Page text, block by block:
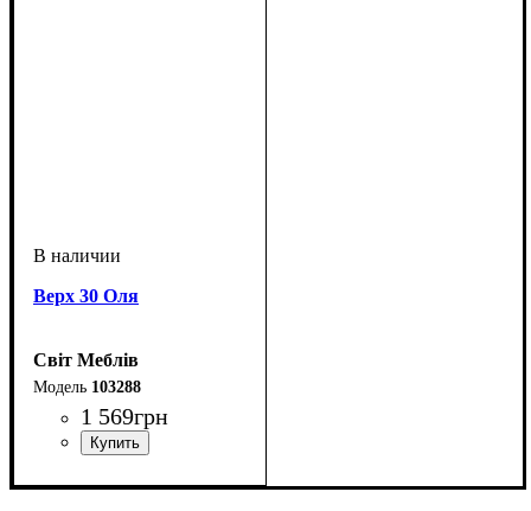
Верх 30 Оля
Світ Меблів
103288
1 569грн